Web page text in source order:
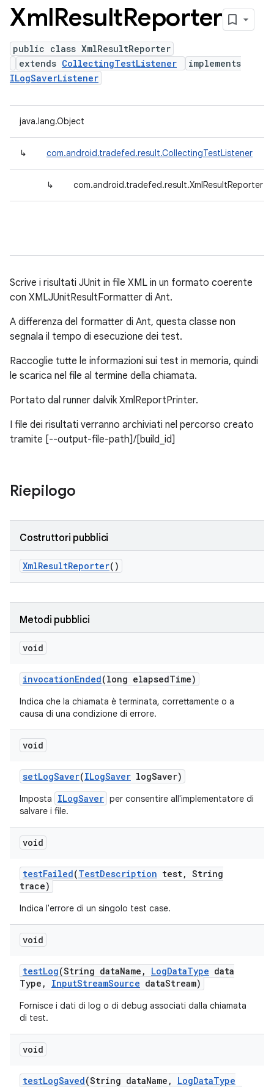
XmlResultReporter
public class XmlResultReporter
extends CollectingTestListener
implements
ILogSaverListener
java.lang.Object
↳ com.android.tradefed.result.CollectingTestListener
↳ com.android.tradefed.result.XmlResultReporter
Scrive i risultati JUnit in file XML in un formato coerente
con XMLJUnitResultFormatter di Ant.
A differenza del formatter di Ant, questa classe non
segnala il tempo di esecuzione dei test.
Raccoglie tutte le informazioni sui test in memoria, quindi
le scarica nel file al termine della chiamata.
Portato dal runner dalvik XmlReportPrinter.
I file dei risultati verranno archiviati nel percorso creato
tramite [--output-file-path]/[build_id]
Riepilogo
Costruttori pubblici
XmlResultReporter()
Metodi pubblici
void
invocationEnded(long elapsedTime)
Indica che la chiamata è terminata, correttamente o a
causa di una condizione di errore.
void
setLogSaver(ILogSaver logSaver)
Imposta ILogSaver per consentire all'implementatore di
salvare i file.
void
testFailed(TestDescription test, String
trace)
Indica l'errore di un singolo test case.
void
testLog(String dataName , LogDataType data
Type , InputStreamSource dataStream)
Fornisce i dati di log o di debug associati dalla chiamata
di test.
void
testLogSaved(String dataName , LogDataType